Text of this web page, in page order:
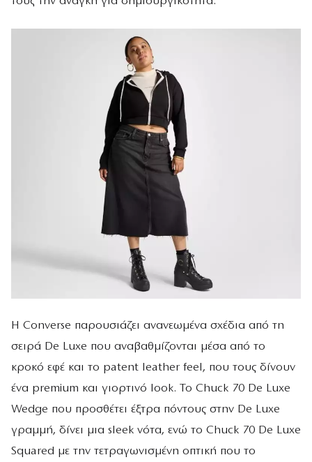
Η Converse παρουσιάζει ανανεωμένα σχέδια από τη
σειρά De Luxe που αναβαθμίζονται μέσα από το
κροκό εφέ και το patent leather feel, που τους δίνουν
ένα premium και γιορτινό look. Το Chuck 70 De Luxe
Wedge που προσθέτει έξτρα πόντους στην De Luxe
γραμμή, δίνει μια sleek νότα, ενώ το Chuck 70 De Luxe
Squared με την τετραγωνισμένη οπτική που το